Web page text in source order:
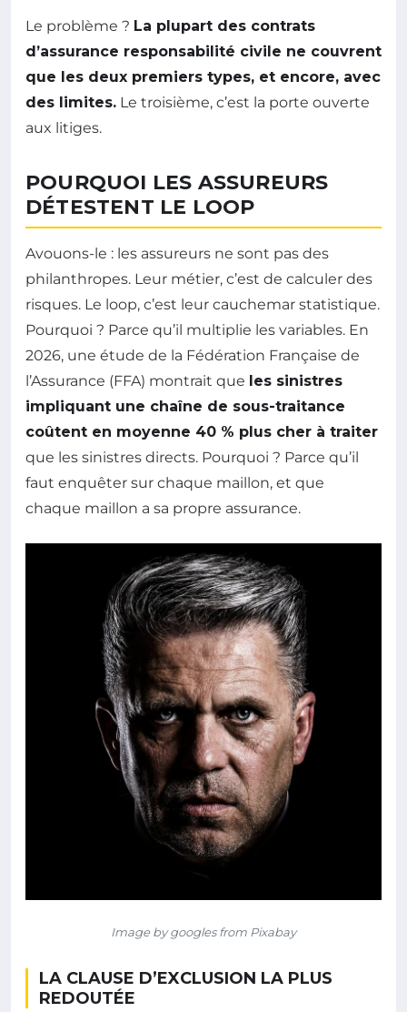
Le problème ? La plupart des contrats
d’assurance responsabilité civile ne couvrent
que les deux premiers types, et encore, avec
des limites. Le troisième, c’est la porte ouverte
aux litiges.
POURQUOI LES ASSUREURS
DÉTESTENT LE LOOP
Avouons-le : les assureurs ne sont pas des
philanthropes. Leur métier, c’est de calculer des
risques. Le loop, c’est leur cauchemar statistique.
Pourquoi ? Parce qu’il multiplie les variables. En
2026, une étude de la Fédération Française de
l’Assurance (FFA) montrait que les sinistres
impliquant une chaîne de sous-traitance
coûtent en moyenne 40 % plus cher à traiter
que les sinistres directs. Pourquoi ? Parce qu’il
faut enquêter sur chaque maillon, et que
chaque maillon a sa propre assurance.
Image by googles from Pixabay
LA CLAUSE D’EXCLUSION LA PLUS
REDOUTÉE